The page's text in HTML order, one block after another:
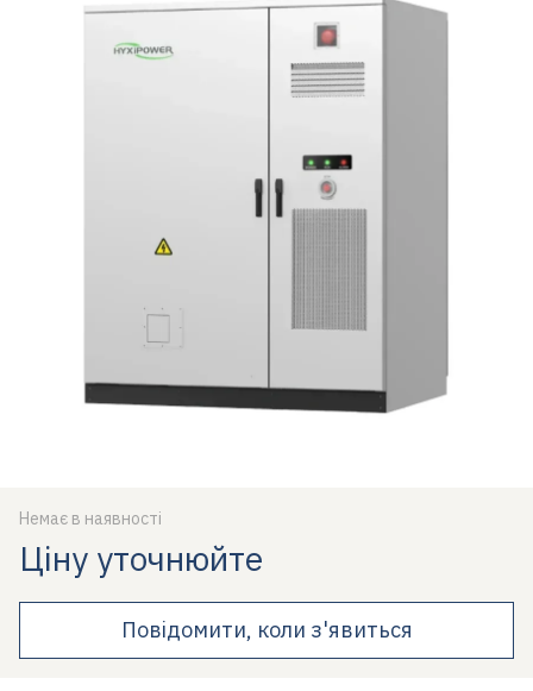
Немає в наявності
Ціну уточнюйте
Повідомити, коли з'явиться